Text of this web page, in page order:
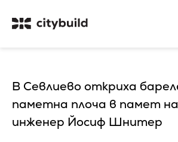
В Севлиево откриха
паметна плоча в памет
инженер Йосиф Шнитер